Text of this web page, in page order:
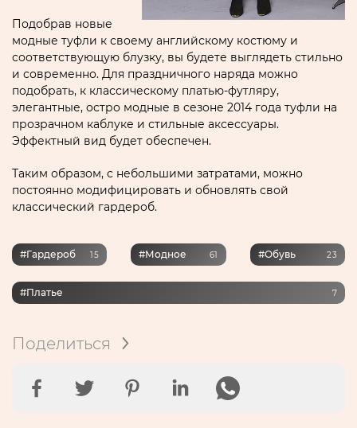
Подобрав новые
модные туфли к своему английскому костюму и
соответствующую блузку, вы будете выглядеть стильно
и современно. Для праздничного наряда можно
подобрать, к классическому платью-футляру,
элегантные, остро модные в сезоне 2014 года туфли на
прозрачном каблуке и стильные аксессуары.
Эффектный вид будет обеспечен.
Таким образом, с небольшими затратами, можно
постоянно модифицировать и обновлять свой
классический гардероб.
#гардероб 15 #модное 61 #обувь 23
#платье 7
Поделиться